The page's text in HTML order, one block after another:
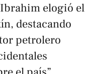
elogió el
destacando
petrolero